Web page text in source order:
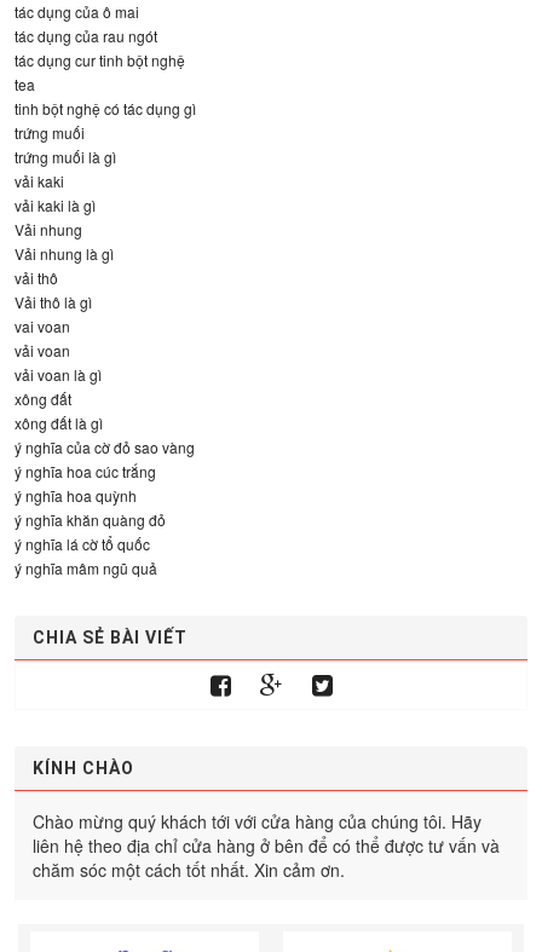
tác dụng của ô mai
tác dụng của rau ngót
tác dụng cur tinh bột nghệ
tea
tinh bột nghệ có tác dụng gì
trứng muối
trứng muối là gì
vải kaki
vải kaki là gì
Vải nhung
Vải nhung là gì
vải thô
Vải thô là gì
vai voan
vải voan
vải voan là gì
xông đất
xông đất là gì
ý nghĩa của cờ đỏ sao vàng
ý nghĩa hoa cúc trắng
ý nghĩa hoa quỳnh
ý nghĩa khăn quàng đỏ
ý nghĩa lá cờ tổ quốc
ý nghĩa mâm ngũ quả
CHIA SẺ BÀI VIẾT
KÍNH CHÀO
Chào mừng quý khách tới với cửa hàng của chúng tôi. Hãy
liên hệ theo địa chỉ cửa hàng ở bên để có thể được tư vấn và
chăm sóc một cách tốt nhất. Xin cảm ơn.